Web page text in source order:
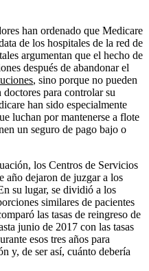
han ordenado que Medicare
de los hospitales de la red de
argumentan que el hecho de
después de abandonar el
, sino porque no pueden
para controlar su
han sido especialmente
luchan por mantenerse a flote
un seguro de pago bajo o
los Centros de Servicios
año dejaron de juzgar a los
su lugar, se dividió a los
similares de pacientes
las tasas de reingreso de
junio de 2017 con las tasas
esos tres años para
y, de ser así, cuánto debería